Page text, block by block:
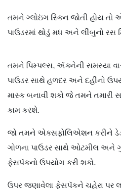
તમને ગ્લોઇંગ સ્કિન જોતી હોય
પાઉડરમાં થોડું મધ અને લીંબુનો રસ
તમને પિમ્પલ્સ, ઍક્નેની સમસ્યા
પાઉડર સાથે હળદર અને દહીંનો
માસ્ક બનાવી શકો જે તમને તમારી
કામ કરશે.
જો તમને એક્સફોલિએશન કરીને ડેડ
ગોળના પાઉડર સાથે ઓટમીલ અને
ફેસપૅકનો ઉપયોગ કરી શકો.
ઉપર જણાવેલા ફેસપૅકને ચહેરા પર